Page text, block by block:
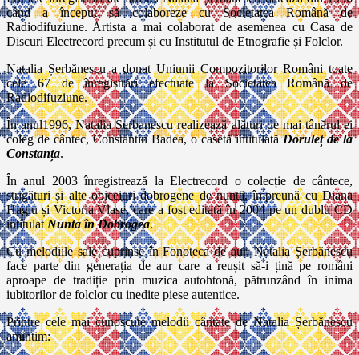
când a început să colaboreze cu Societatea Română de
Radiodifuziune. Artista a mai colaborat de asemenea cu Casa de
Discuri Electrecord precum și cu Institutul de Etnografie și Folclor.
Natalia Șerbănescu a donat Uniunii Compozitorilor Români toate
cele 67 de înregistrări efectuate la Societatea Română de
Radiodifuziune.
În anul1996, Natalia Șerbanescu realizează alături de mai tânărul ei
coleg de cântec, Constantin Badea, o casetă intitulatăDoruleț de la
Constanța.
În anul 2003 înregistrează la Electrecord o colecție de cântece,
strigături și alte obiceiuri dobrogene de nuntă, împreună cu Diana
Hagiu și Victoria Vlase, care a fost editată în 2004 pe un dublu CD
intitulatNunta în Dobrogea.
Cu melodiile sale cuprinse în Fonoteca de aur, Natalia Șerbănescu
face parte din generația de aur care a reușit să-i țină pe români
aproape de tradiție prin muzica autohtonă, pătrunzând în inima
iubitorilor de folclor cu inedite piese autentice.
Printre cele mai cunoscute melodii cântate de Natalia Șerbănescu
amintim: